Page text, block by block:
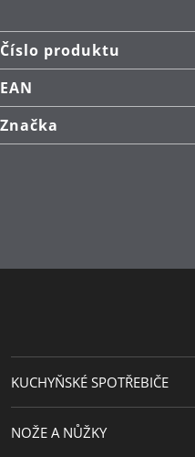
Rychle se zahřívající
během chvilky
výjimečnou kontrolu a
ideální pro zvládnutí i
Nádherné nádobí s
Hrnec na polévku s
se skleněnou poklicí
Číslo produktu
EAN
Značka
KUCHYŇSKÉ SPOTŘEBIČE
NOŽE A NŮŽKY